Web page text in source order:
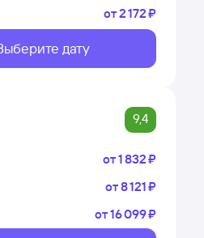
от2 ⁠172 ⁠₽
дату
9,4
от1 ⁠832 ⁠₽
от8 ⁠121 ⁠₽
от16 ⁠099 ⁠₽